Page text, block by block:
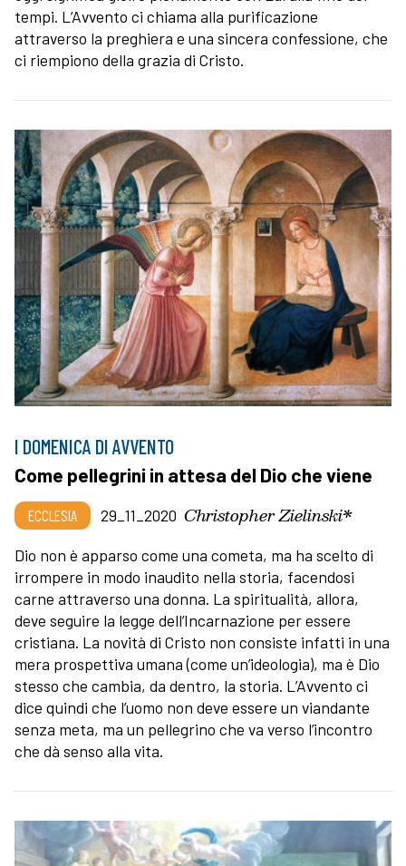
tempi. L’Avvento ci chiama alla purificazione
attraverso la preghiera e una sincera confessione, che
ci riempiono della grazia di Cristo.
I DOMENICA DI AVVENTO
Come pellegrini in attesa del Dio che viene
ECCLESIA 29_11_2020 Christopher Zielinski*
Dio non è apparso come una cometa, ma ha scelto di
irrompere in modo inaudito nella storia, facendosi
carne attraverso una donna. La spiritualità, allora,
deve seguire la legge dell’Incarnazione per essere
cristiana. La novità di Cristo non consiste infatti in una
mera prospettiva umana (come un’ideologia), ma è Dio
stesso che cambia, da dentro, la storia. L’Avvento ci
dice quindi che l’uomo non deve essere un viandante
senza meta, ma un pellegrino che va verso l’incontro
che dà senso alla vita.